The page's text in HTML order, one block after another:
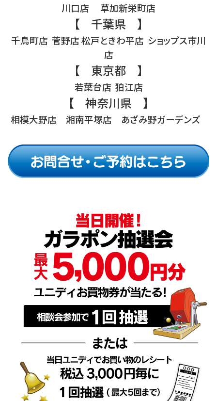
川口店 草加新栄町店
【 千葉県 】
千鳥町店 菅野店 松戸ときわ平店 ショップス市川
店
【 東京都 】
若葉台店 狛江店
【 神奈川県 】
相模大野店 湘南平塚店 あざみ野ガーデンズ